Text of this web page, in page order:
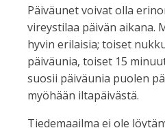
Päiväunet voivat olla
vireystilaa päivän aikana.
hyvin erilaisia; toiset
päiväunia, toiset 15
suosii päiväunia puolen
myöhään iltapäivästä.
Tiedemaailma ei ole